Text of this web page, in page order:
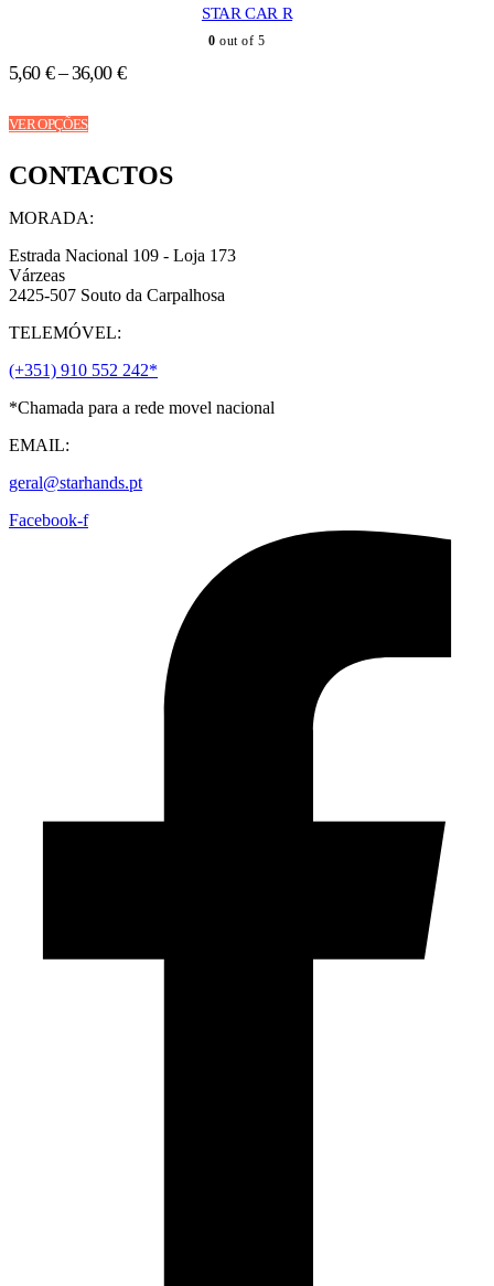
on
product
page
STAR CAR R
0 out of 5
5,60 €–36,00 €
VER OPÇÕESThis
product
multiple
The
may
chosen
the
page
CONTACTOS
MORADA:
Estrada Nacional 109 - Loja 173
Várzeas
2425-507 Souto da Carpalhosa
TELEMÓVEL:
(+351) 910 552 242*
*Chamada para a rede movel nacional
EMAIL:
geral@starhands.pt
Facebook-f